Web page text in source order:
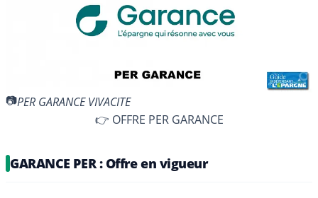
PER GARANCE VIVACITE
👉 OFFRE PER GARANCE
GARANCE PER : Offre en vigueur